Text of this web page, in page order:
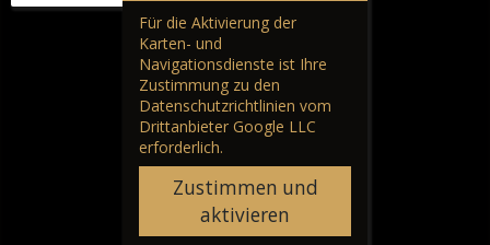
Für die Aktivierung der
Karten- und
Navigationsdienste ist Ihre
Zustimmung zu den
Datenschutzrichtlinien vom
Drittanbieter Google LLC
erforderlich.
Zustimmen und
aktivieren